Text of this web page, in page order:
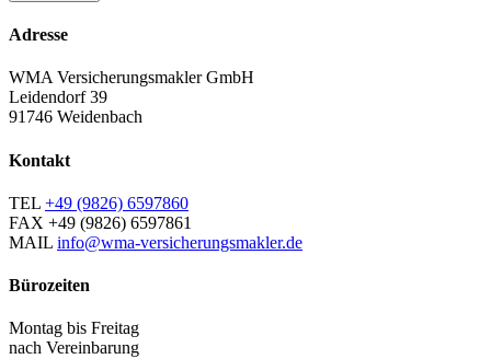
Adresse
WMA Versicherungsmakler GmbH
Leidendorf 39
91746 Weidenbach
Kontakt
TEL +49 (9826) 6597860
FAX +49 (9826) 6597861
MAIL info@wma-versicherungsmakler.de
Bürozeiten
Montag bis Freitag
nach Vereinbarung